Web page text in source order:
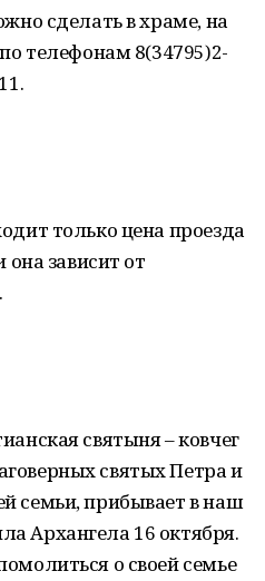
сделать в храме, на
телефонам 8(34795)2-
только цена проезда
она зависит от
святыня – ковчег
святых Петра и
семьи, прибывает в наш
Архангела 16 октября.
о своей семье